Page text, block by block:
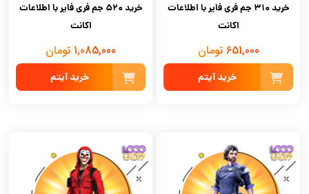
خرید 310 جم فری فایر با اطلاعات
اکانت
651,000 تومان
خرید آیتم
خرید 520 جم فری فایر با اطلاعات
اکانت
1,085,000 تومان
خرید آیتم